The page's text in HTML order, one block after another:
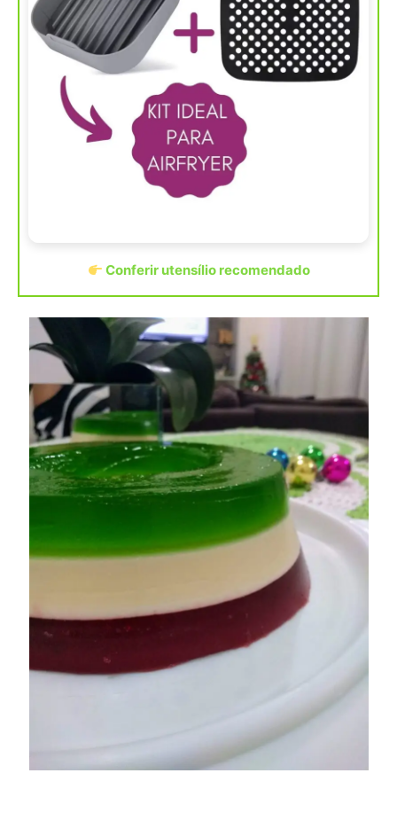
Conferir utensílio recomendado